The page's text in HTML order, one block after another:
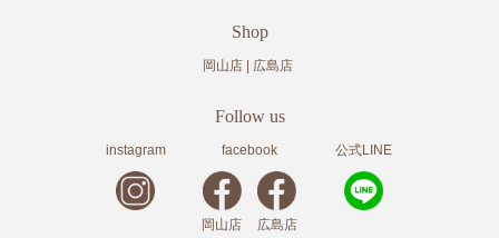
Shop
岡山店 広島店
Follow us
instagram facebook
岡山店 広島店
公式LINE